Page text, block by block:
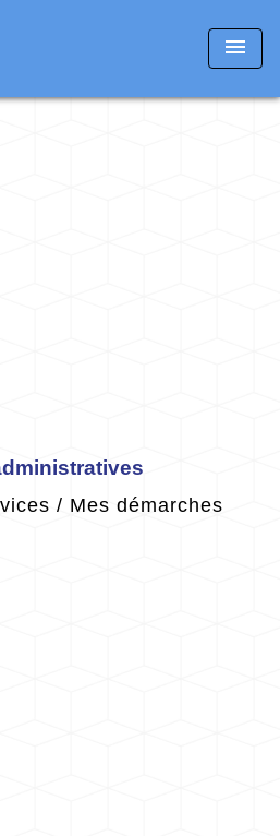
menu
/ Mes démarches